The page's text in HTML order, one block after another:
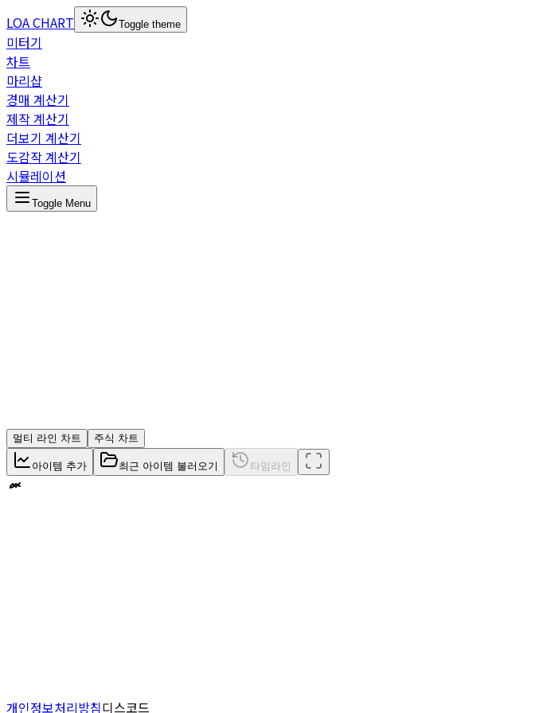
LOA CHART Toggle theme
미터기
차트
마리샵
경매 계산기
제작 계산기
더보기 계산기
도감작 계산기
시뮬레이션
Toggle Menu
멀티 라인 차트 주식 차트
아이템 추가 최근 아이템 불러오기 타임라인
개인정보처리방침디스코드